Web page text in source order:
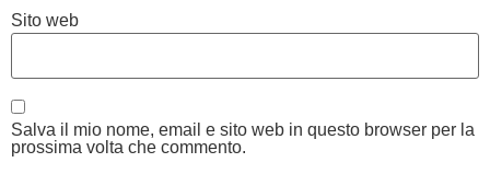
Sito web
Salva il mio nome, email e sito web in questo browser per la
prossima volta che commento.